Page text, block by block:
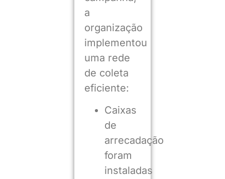
a
organização
implementou
uma rede
de coleta
eficiente:
Caixas
de
arrecadação
foram
instaladas